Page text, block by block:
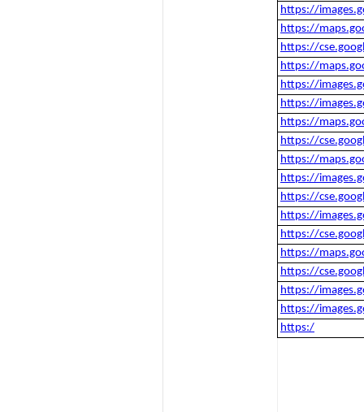
https://
https://
https://
https://
https://
https://
https://
https://
https://
https://
https://
https://
https://
https://
https://
https://
https://
https:/